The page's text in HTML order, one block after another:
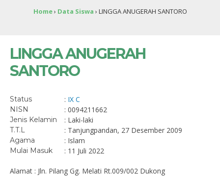
Home› Data Siswa › LINGGA ANUGERAH SANTORO
LINGGA ANUGERAH
SANTORO
Status : IX C
NISN : 0094211662
Jenis Kelamin : Laki-laki
T.T.L : Tanjungpandan, 27 Desember 2009
Agama : Islam
Mulai Masuk : 11 Juli 2022
Alamat : Jln. Pilang Gg. Melati Rt.009/002 Dukong